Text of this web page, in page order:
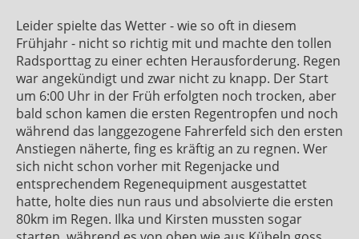
Leider spielte das Wetter - wie so oft in diesem
Frühjahr - nicht so richtig mit und machte den tollen
Radsporttag zu einer echten Herausforderung. Regen
war angekündigt und zwar nicht zu knapp. Der Start
um 6:00 Uhr in der Früh erfolgten noch trocken, aber
bald schon kamen die ersten Regentropfen und noch
während das langgezogene Fahrerfeld sich den ersten
Anstiegen näherte, fing es kräftig an zu regnen. Wer
sich nicht schon vorher mit Regenjacke und
entsprechendem Regenequipment ausgestattet
hatte, holte dies nun raus und absolvierte die ersten
80km im Regen. Ilka und Kirsten mussten sogar